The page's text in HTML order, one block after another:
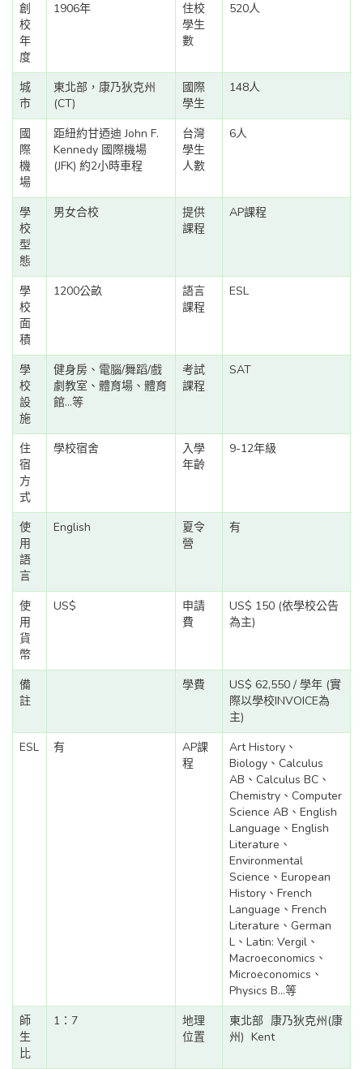
創
校
年
度
1906年
住校
學生
數
520人
城
市
東北部，康乃狄克州
(CT)
國際
學生
148人
國
際
機
場
距紐約甘迺迪 John F.
Kennedy 國際機場
(JFK) 約2小時車程
台灣
學生
人數
6人
學
校
型
態
男女合校
提供
課程
AP課程
學
校
面
積
1200公畝
語言
課程
ESL
學
校
設
施
健身房、電腦/舞蹈/戲
劇教室、體育場、體育
館...等
考試
課程
SAT
住
宿
方
式
學校宿舍
入學
年齡
9-12年級
使
用
語
言
English
夏令
營
有
使
用
貨
幣
US$
申請
費
US$ 150 (依學校公告
為主)
備
註
學費
US$ 62,550 / 學年 (實
際以學校INVOICE為
主)
ESL
有
AP課
程
Art History、
Biology、Calculus
AB、Calculus BC、
Chemistry、Computer
Science AB、English
Language、English
Literature、
Environmental
Science、European
History、French
Language、French
Literature、German
L、Latin: Vergil、
Macroeconomics、
Microeconomics、
Physics B...等
師
生
比
1：7
地理
位置
東北部 康乃狄克州(康
州) Kent